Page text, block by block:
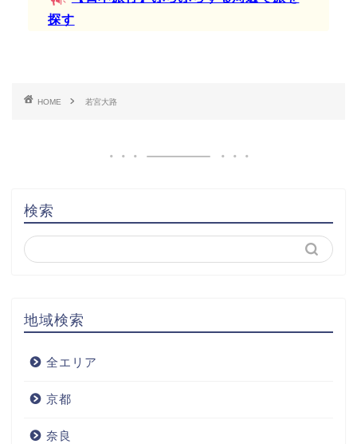
探す
HOME 若宮大路
検索
地域検索
全エリア
京都
奈良